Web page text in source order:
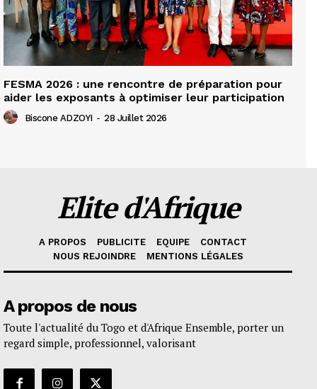
FESMA 2026 : une rencontre de préparation pour
aider les exposants à optimiser leur participation
Biscone ADZOYI - 28 Juillet 2026
Elite d'Afrique
A PROPOS PUBLICITE EQUIPE
CONTACT
NOUS REJOINDRE
MENTIONS LÉGALES
A propos de nous
Toute l'actualité du Togo et d'Afrique Ensemble, porter un
regard simple, professionnel, valorisant